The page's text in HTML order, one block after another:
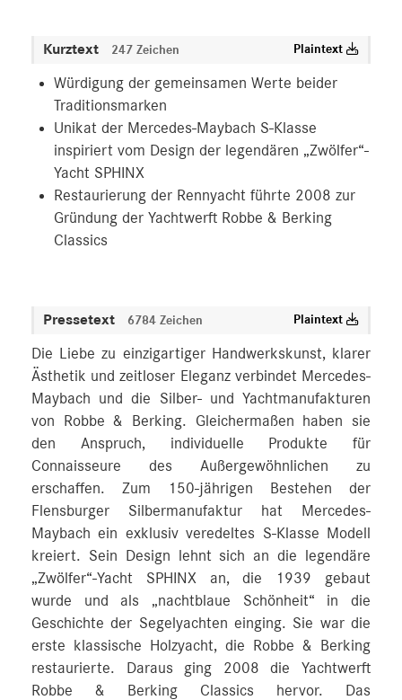
Kurztext 247 Zeichen Plaintext
Würdigung der gemeinsamen Werte beider
Traditionsmarken
Unikat der Mercedes-Maybach S-Klasse
inspiriert vom Design der legendären „Zwölfer“-
Yacht SPHINX
Restaurierung der Rennyacht führte 2008 zur
Gründung der Yachtwerft Robbe & Berking
Classics
Pressetext 6784 Zeichen Plaintext
Die Liebe zu einzigartiger Handwerkskunst, klarer
Ästhetik und zeitloser Eleganz verbindet Mercedes-
Maybach und die Silber- und Yachtmanufakturen
von Robbe & Berking. Gleichermaßen haben sie
den Anspruch, individuelle Produkte für
Connaisseure des Außergewöhnlichen zu
erschaffen. Zum 150-jährigen Bestehen der
Flensburger Silbermanufaktur hat Mercedes-
Maybach ein exklusiv veredeltes S-Klasse Modell
kreiert. Sein Design lehnt sich an die legendäre
„Zwölfer“-Yacht SPHINX an, die 1939 gebaut
wurde und als „nachtblaue Schönheit“ in die
Geschichte der Segelyachten einging. Sie war die
erste klassische Holzyacht, die Robbe & Berking
restaurierte. Daraus ging 2008 die Yachtwerft
Robbe & Berking Classics hervor. Das